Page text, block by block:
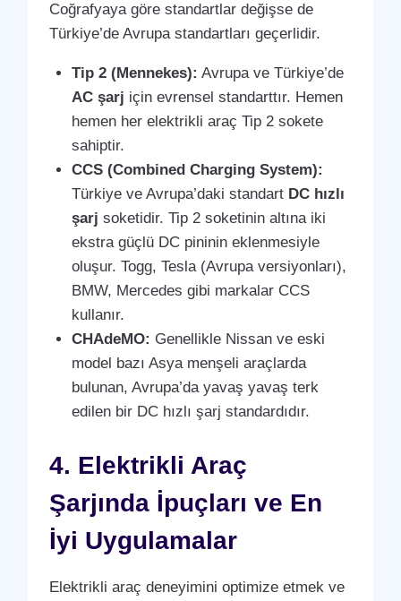
Coğrafyaya göre standartlar değişse de
Türkiye’de Avrupa standartları geçerlidir.
Tip 2 (Mennekes): Avrupa ve Türkiye’de
AC şarj için evrensel standarttır. Hemen
hemen her elektrikli araç Tip 2 sokete
sahiptir.
CCS (Combined Charging System):
Türkiye ve Avrupa’daki standart DC hızlı
şarj soketidir. Tip 2 soketinin altına iki
ekstra güçlü DC pininin eklenmesiyle
oluşur. Togg, Tesla (Avrupa versiyonları),
BMW, Mercedes gibi markalar CCS
kullanır.
CHAdeMO: Genellikle Nissan ve eski
model bazı Asya menşeli araçlarda
bulunan, Avrupa’da yavaş yavaş terk
edilen bir DC hızlı şarj standardıdır.
4. Elektrikli Araç
Şarjında İpuçları ve En
İyi Uygulamalar
Elektrikli araç deneyimini optimize etmek ve